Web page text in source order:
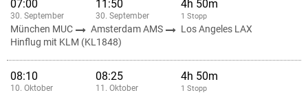
07:00
30. September
11:50
30. September
4h 50m
1 Stopp
München MUC Amsterdam AMS
Los Angeles LAX
Hinflug mit KLM (KL1848)
08:10
10. Oktober
08:25
11. Oktober
4h 50m
1 Stopp